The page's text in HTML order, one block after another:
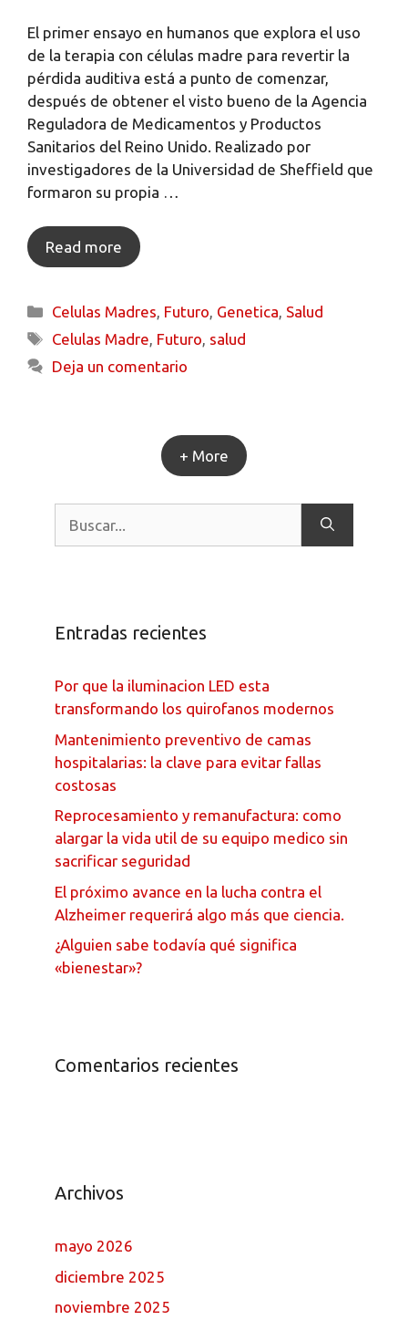
El primer ensayo en humanos que explora el uso
de la terapia con células madre para revertir la
pérdida auditiva está a punto de comenzar,
después de obtener el visto bueno de la Agencia
Reguladora de Medicamentos y Productos
Sanitarios del Reino Unido. Realizado por
investigadores de la Universidad de Sheffield que
formaron su propia …
Read more
Celulas Madres, Futuro, Genetica, Salud
Celulas Madre, Futuro, salud
Deja un comentario
+ More
Entradas recientes
Por que la iluminacion LED esta
transformando los quirofanos modernos
Mantenimiento preventivo de camas
hospitalarias: la clave para evitar fallas
costosas
Reprocesamiento y remanufactura: como
alargar la vida util de su equipo medico sin
sacrificar seguridad
El próximo avance en la lucha contra el
Alzheimer requerirá algo más que ciencia.
¿Alguien sabe todavía qué significa
«bienestar»?
Comentarios recientes
Archivos
mayo 2026
diciembre 2025
noviembre 2025